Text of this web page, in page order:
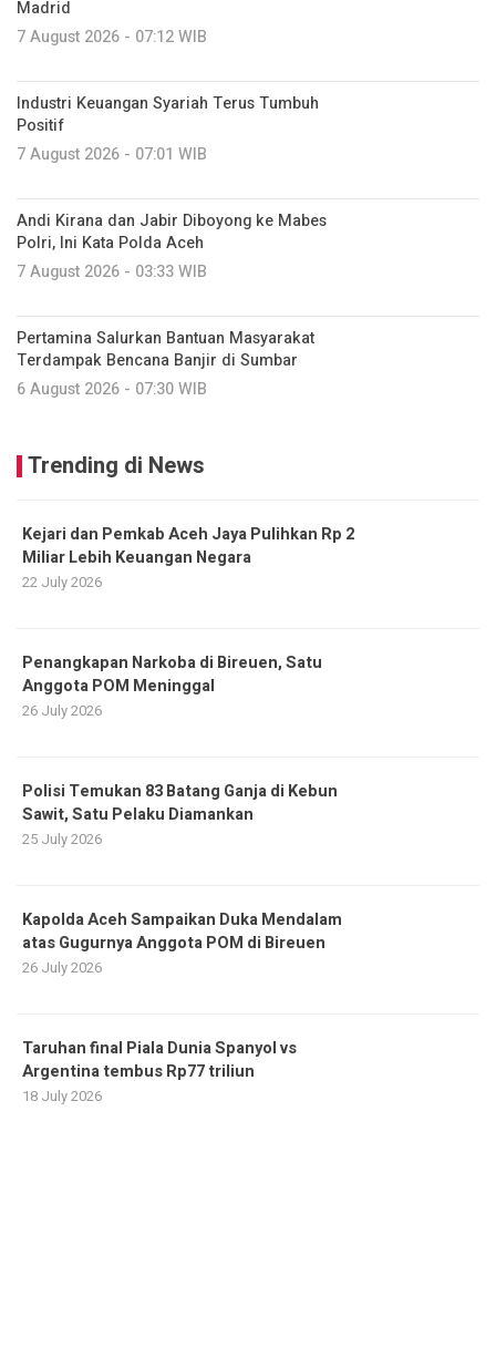
Madrid
7 August 2026 - 07:12 WIB
Industri Keuangan Syariah Terus Tumbuh
Positif
7 August 2026 - 07:01 WIB
Andi Kirana dan Jabir Diboyong ke Mabes
Polri, Ini Kata Polda Aceh
7 August 2026 - 03:33 WIB
Pertamina Salurkan Bantuan Masyarakat
Terdampak Bencana Banjir di Sumbar
6 August 2026 - 07:30 WIB
Trending di News
Kejari dan Pemkab Aceh Jaya Pulihkan Rp 2
Miliar Lebih Keuangan Negara
22 July 2026
Penangkapan Narkoba di Bireuen, Satu
Anggota POM Meninggal
26 July 2026
Polisi Temukan 83 Batang Ganja di Kebun
Sawit, Satu Pelaku Diamankan
25 July 2026
Kapolda Aceh Sampaikan Duka Mendalam
atas Gugurnya Anggota POM di Bireuen
26 July 2026
Taruhan final Piala Dunia Spanyol vs
Argentina tembus Rp77 triliun
18 July 2026